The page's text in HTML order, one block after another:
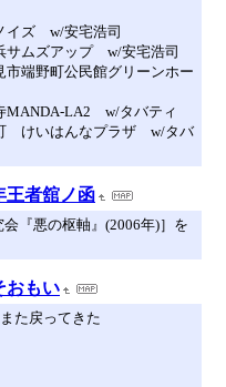
イズ w/安宅浩司
ムズアップ w/安宅浩司
端野町公民館グリーンホー
MANDA-LA2 w/タバティ
けいはんなプラザ w/タバ
王者舘ノ函
『悪の枢軸』(2006年)］を
おもい
た戻ってきた